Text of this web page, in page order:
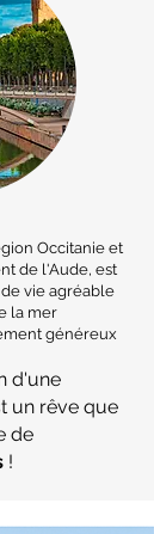
Occitanie et
de l'Aude, est
vie agréable
la mer
généreux
d'une
un rêve que
de
!